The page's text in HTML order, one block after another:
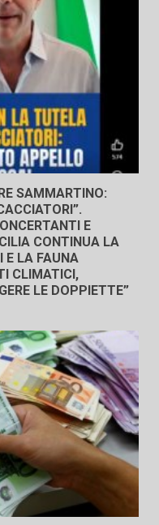
SAMMARTINO:
E
CONTINUA LA
E LA FAUNA
CLIMATICI,
LE DOPPIETTE”